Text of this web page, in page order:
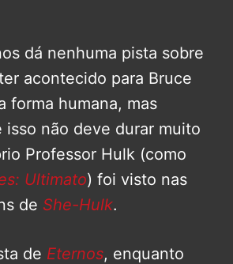
dá nenhuma pista sobre
acontecido para Bruce
forma humana, mas
isso não deve durar muito
Professor Hulk (como
Ultimato) foi visto nas
de She-Hulk.
de Eternos, enquanto